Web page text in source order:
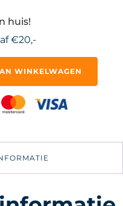
huis!
€20,-
WINKELWAGEN